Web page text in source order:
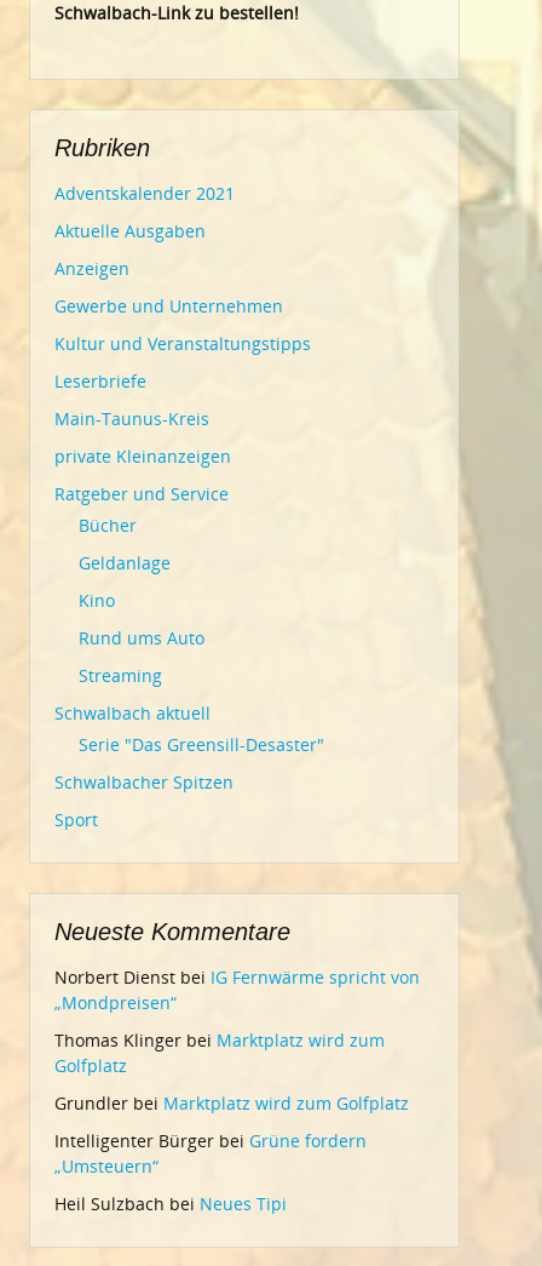
Schwalbach-Link zu bestellen!
Rubriken
Adventskalender 2021
Aktuelle Ausgaben
Anzeigen
Gewerbe und Unternehmen
Kultur und Veranstaltungstipps
Leserbriefe
Main-Taunus-Kreis
private Kleinanzeigen
Ratgeber und Service
Bücher
Geldanlage
Kino
Rund ums Auto
Streaming
Schwalbach aktuell
Serie "Das Greensill-Desaster"
Schwalbacher Spitzen
Sport
Neueste Kommentare
Norbert Dienst bei IG Fernwärme spricht von
„Mondpreisen“
Thomas Klinger bei Marktplatz wird zum
Golfplatz
Grundler bei Marktplatz wird zum Golfplatz
Intelligenter Bürger bei Grüne fordern
„Umsteuern“
Heil Sulzbach bei Neues Tipi